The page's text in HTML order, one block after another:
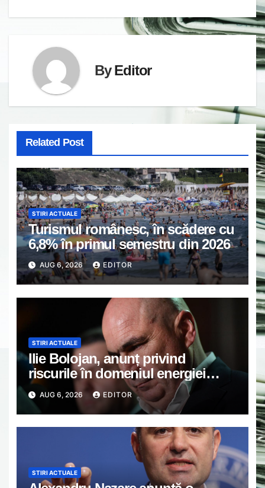
ByEditor
Related Post
STIRI ACTUALE
Turismul românesc, în scădere cu
6,8% în primul semestru din 2026
AUG 6, 2026 EDITOR
STIRI ACTUALE
Ilie Bolojan, anunț privind
riscurile în domeniul energiei
electrice. Ce a decis Guvernul
AUG 6, 2026 EDITOR
STIRI ACTUALE